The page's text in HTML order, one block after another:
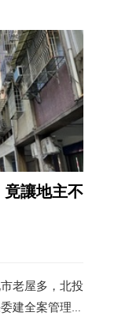
讓地主不
老屋多，北投
建全案管理。